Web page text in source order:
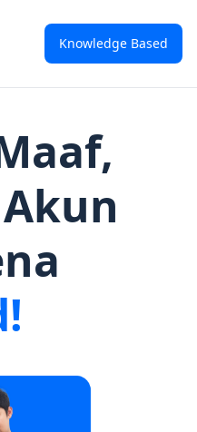
Knowledge Based